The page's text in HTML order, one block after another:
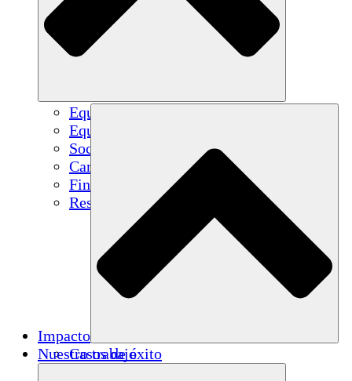
Equipo
Equipo
Socios
Carreras
Finanzas
Resources
Impacto
Casos de éxito
Nuestro trabajo